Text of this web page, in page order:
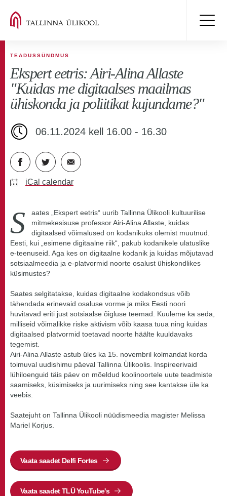
TEADUSSÜNDMUS
Ekspert eetris: Airi-Alina Allaste
"Kuidas me digitaalses maailmas
ühiskonda ja poliitikat kujundame?"
06.11.2024 kell 16.00 - 16.30
iCal calendar
S
aates „Ekspert eetris“ uurib Tallinna Ülikooli kultuurilise
mitmekesisuse professor Airi-Alina Allaste, kuidas
digitaalsed võimalused on kodanikuks olemist muutnud.
Eesti, kui „esimene digitaalne riik“, pakub kodanikele ulatuslike
e-teenuseid. Aga kes on digitaalne kodanik ja kuidas mõjutavad
sotsiaalmeedia ja e-platvormid noorte osalust ühiskondlikes
küsimustes?
Saates selgitatakse, kuidas digitaalne kodakondsus võib
tähendada erinevaid osaluse vorme ja miks Eesti noori
huvitavad eriti just sotsiaalse õigluse teemad. Kuuleme ka seda,
milliseid võimalikke riske aktivism võib kaasa tuua ning kuidas
digitaalsed platvormid toetavad noorte häälte kuuldavaks
tegemist.
Airi-Alina Allaste astub üles ka 15. novembril kolmandat korda
toimuval uudishimu päeval Tallinna Ülikoolis. Inspireerivaid
lühiloenguid täis päev on mõeldud koolinoortele uute teadmiste
saamiseks, küsimiseks ja uurimiseks ning see kantakse üle ka
veebis.
Saatejuht on Tallinna Ülikooli nüüdismeedia magister Melissa
Mariel Korjus.
Vaata saadet Delfi Fortes
Vaata saadet TLÜ YouTube's